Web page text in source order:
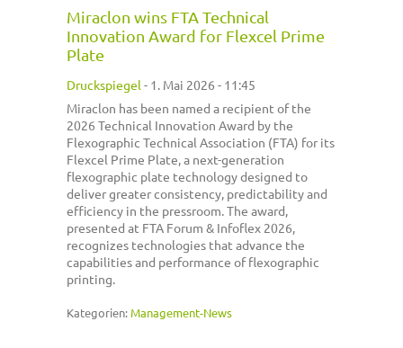
Miraclon wins FTA Technical
Innovation Award for Flexcel Prime
Plate
Druckspiegel - 1. Mai 2026 - 11:45
Miraclon has been named a recipient of the
2026 Technical Innovation Award by the
Flexographic Technical Association (FTA) for its
Flexcel Prime Plate, a next-generation
flexographic plate technology designed to
deliver greater consistency, predictability and
efficiency in the pressroom. The award,
presented at FTA Forum & Infoflex 2026,
recognizes technologies that advance the
capabilities and performance of flexographic
printing.
Kategorien: Management-News